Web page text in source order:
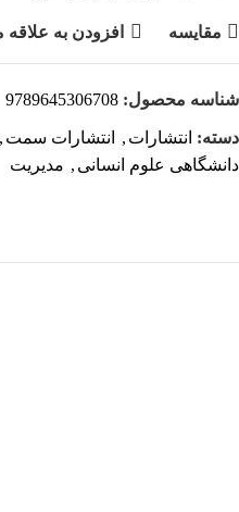
مقايسه افزودن به علاقه
شناسه محصول: 9789645306708
دسته: انتشارات , انتشارات سمت ,
دانشگاهی علوم انسانی , مدیریت